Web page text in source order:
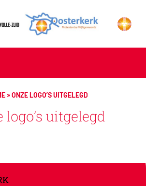
»ONZE LOGO’S UITGELEGD
logo’s uitgelegd